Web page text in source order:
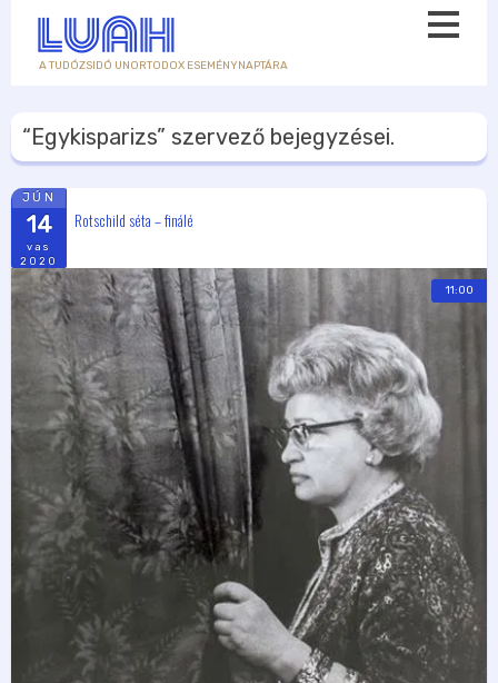
A TUDÓZSIDÓ UNORTODOX ESEMÉNYNAPTÁRA
“Egykisparizs” szervező bejegyzései.
JÚN
14
vas
2020
Rotschild séta – finálé
11:00